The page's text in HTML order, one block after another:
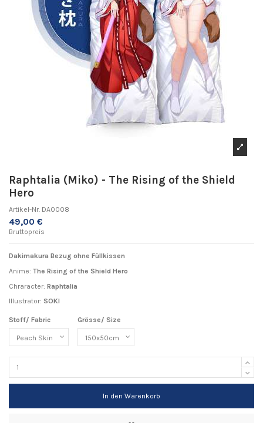
Raphtalia (Miko) - The Rising of the Shield
Hero
Artikel-Nr. DA0008
49,00 €
Bruttopreis
Dakimakura Bezug ohne Füllkissen
Anime: The Rising of the Shield Hero
Chraracter: Raphtalia
Illustrator: SOKI
Stoff/ Fabric Grösse/ Size
In den Warenkorb